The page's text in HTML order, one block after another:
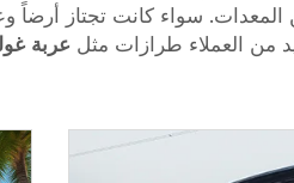
من المعدات. سواء كانت تجتاز
من العملاء طرازات مثل